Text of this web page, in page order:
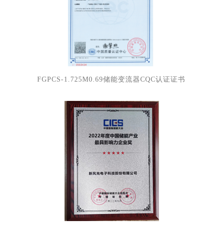
FGPCS-1.725M0.69储能变流器CQC认证证书